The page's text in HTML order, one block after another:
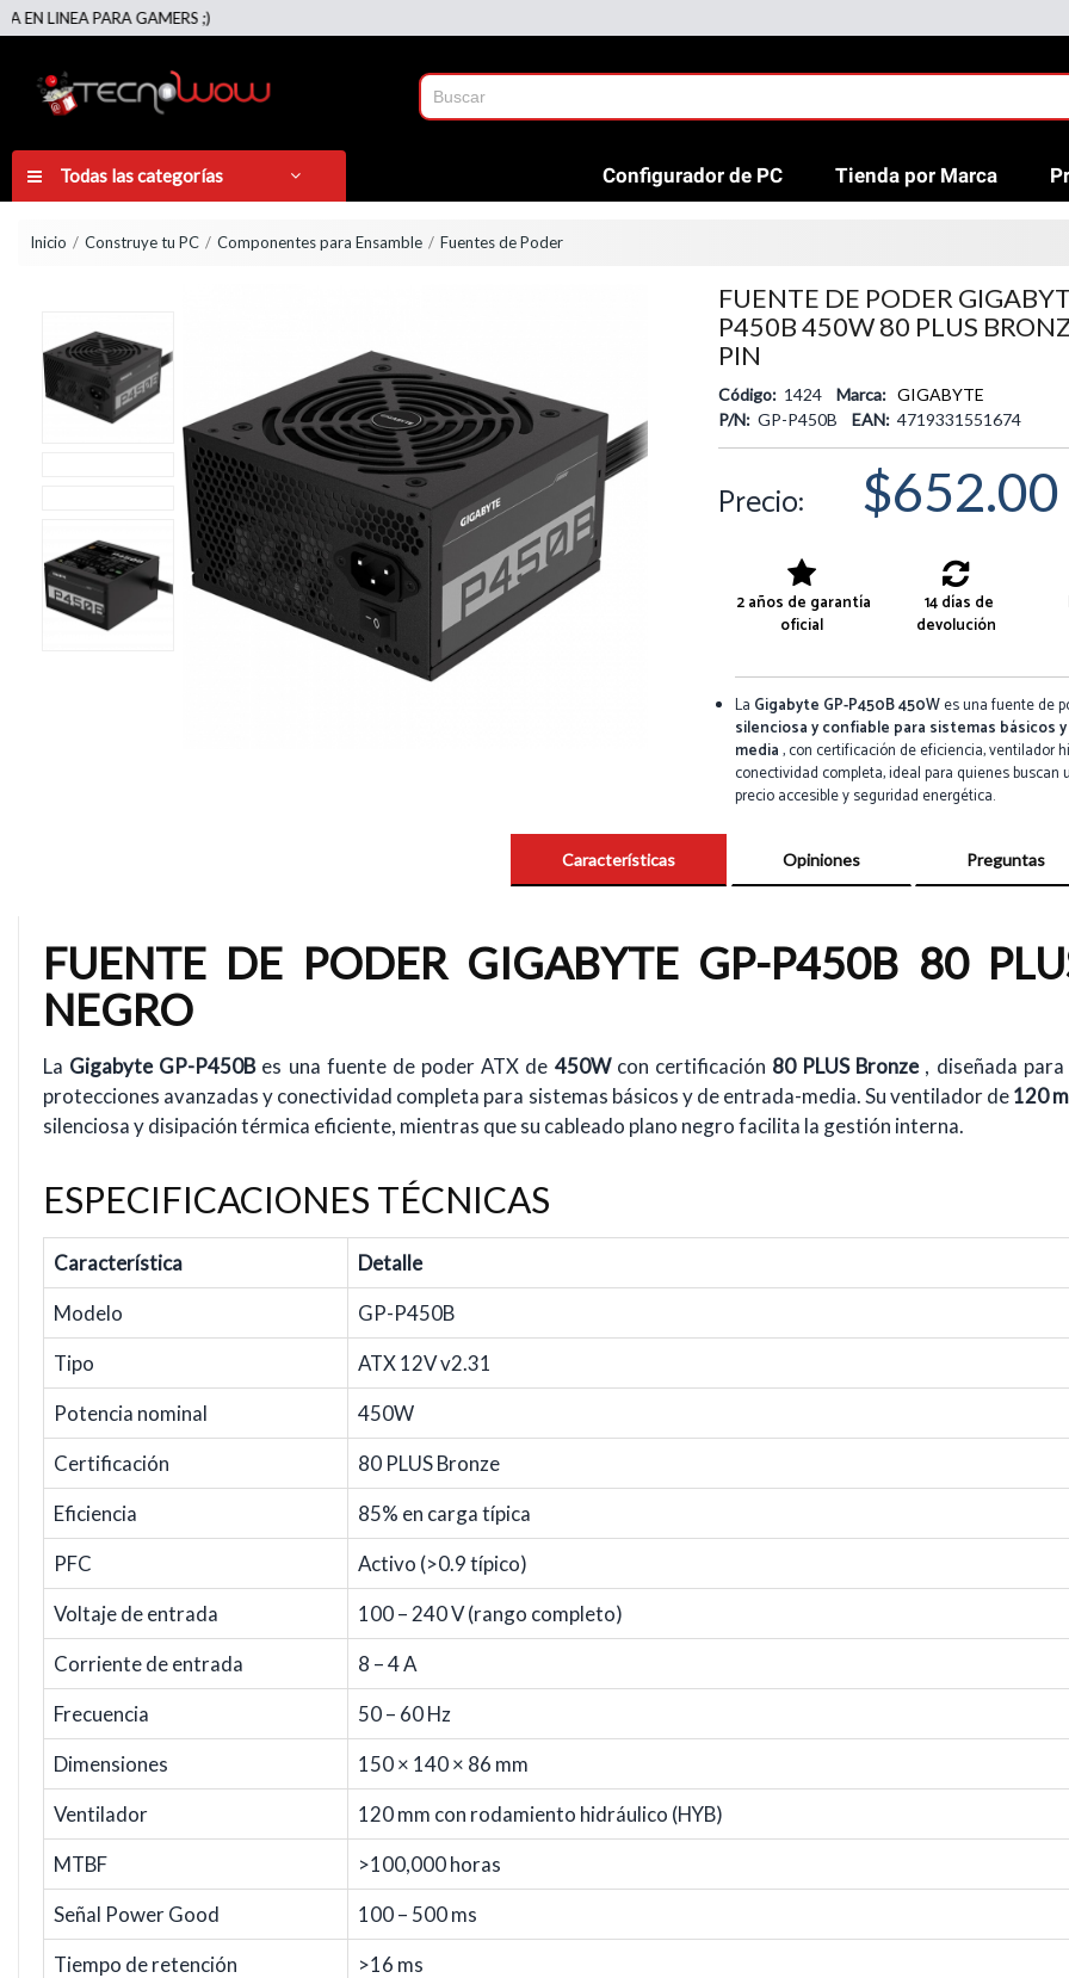
PARA GAMERS ;)
Todas las categorías Configurador de PC Tienda por Marca
Inicio Construye tu PC Componentes para Ensamble Fuentes de Poder
FUENTE DE PODER
P450B 450W 80 PLUS
PIN
Código: 1424 Marca: GIGABYTE
P/N: GP-P450B EAN: 4719331551674
Precio: $652.00
2 años de garantía
oficial
14 días de
devolución
La Gigabyte GP-P450B 450Wes una fuente de
silenciosa y confiable para sistemas básicos
media, con certificación de eficiencia, ventilador
conectividad completa, ideal para quienes buscan
precio accesible y seguridad energética.
Características Opiniones Preguntas
FUENTE DE PODER GIGABYTE GP-P450B 80
NEGRO
La Gigabyte GP-P450B es una fuente de poder ATX de 450W con certificación 80 PLUS Bronze , diseñada
protecciones avanzadas y conectividad completa para sistemas básicos y de entrada-media. Su ventilador de120
silenciosa y disipación térmica eficiente, mientras que su cableado plano negro facilita la gestión interna.
ESPECIFICACIONES TÉCNICAS
Característica
Detalle
Modelo
GP-P450B
Tipo
ATX 12V v2.31
Potencia nominal
450W
Certificación
80 PLUS Bronze
Eficiencia
85% en carga típica
PFC
Activo (>0.9 típico)
Voltaje de entrada
100 – 240 V (rango completo)
Corriente de entrada
8 – 4 A
Frecuencia
50 – 60 Hz
Dimensiones
150 × 140 × 86 mm
Ventilador
120 mm con rodamiento hidráulico (HYB)
MTBF
>100,000 horas
Señal Power Good
100 – 500 ms
Tiempo de retención
>16 ms